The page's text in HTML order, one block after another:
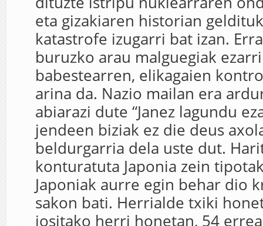
eta gizakiaren historian
katastrofe izugarri bat izan.
buruzko arau malguegiak
babestearren, elikagaien
arina da. Nazio mailan era
abiarazi dute “Janez lagundu
jendeen biziak ez die deus
beldurgarria dela uste dut.
konturatuta Japonia zein
Japoniak aurre egin behar dio
sakon bati. Herrialde txiki
jositako herri honetan, 54